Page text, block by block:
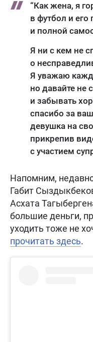
“Как жена, я
в футбол и
и полной
Я ни с кем не
о
Я уважаю
но давайте не
и забывать
спасибо за
девушка на
прикрепив
с участием
Напомним,
Габит
Асхата
большие деньги,
уходить тоже не
прочитать здесь.